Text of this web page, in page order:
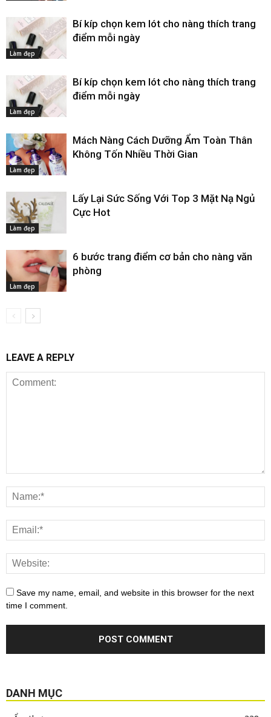
Làm đẹp
Bí kíp chọn kem lót cho nàng thích trang
điểm mỗi ngày
Làm đẹp
Bí kíp chọn kem lót cho nàng thích trang
điểm mỗi ngày
Làm đẹp
Mách Nàng Cách Dưỡng Ẩm Toàn Thân
Không Tốn Nhiều Thời Gian
Làm đẹp
Lấy Lại Sức Sống Với Top 3 Mặt Nạ Ngủ
Cực Hot
Làm đẹp
6 bước trang điểm cơ bản cho nàng văn
phòng
LEAVE A REPLY
Save my name, email, and website in this browser for the next
time I comment.
DANH MỤC